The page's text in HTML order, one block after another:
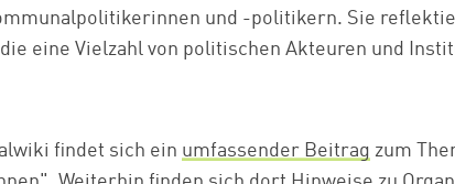
und -politikern. Sie
eine Vielzahl von politischen Akteuren und
findet sich ein umfassender Beitrag zum